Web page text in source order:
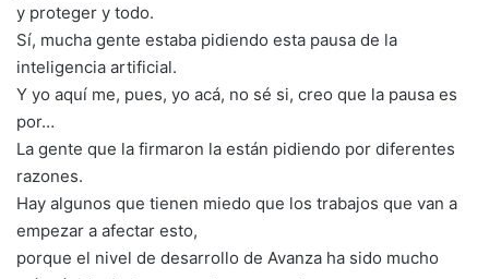
y proteger y todo.
Sí, mucha gente estaba pidiendo esta pausa de la
inteligencia artificial.
Y yo aquí me, pues, yo acá, no sé si, creo que la pausa es
por…
La gente que la firmaron la están pidiendo por diferentes
razones.
Hay algunos que tienen miedo que los trabajos que van a
empezar a afectar esto,
porque el nivel de desarrollo de Avanza ha sido mucho